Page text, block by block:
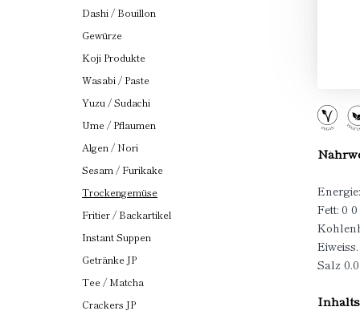
Dashi / Bouillon
Gewürze
Koji Produkte
Wasabi / Paste
Yuzu / Sudachi
Ume / Pflaumen
Algen / Nori
Sesam / Furikake
Trockengemüse
Fritier / Backartikel
Instant Suppen
Getränke JP
Tee / Matcha
Crackers JP
Fett: 0
Salz